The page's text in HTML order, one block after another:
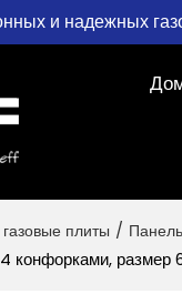
и надежных
плиты /
конфорками,